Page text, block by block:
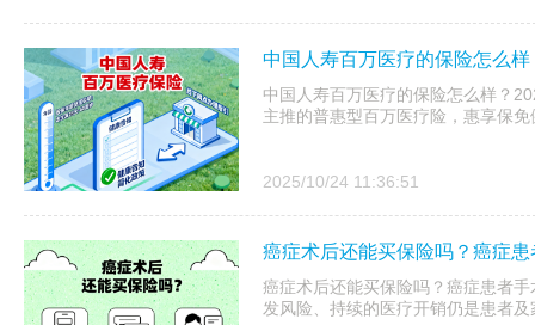
中国人寿百万医疗的保险怎么
中国人寿百万医疗的保险怎么样？
主推的普惠型百万医疗险，惠享保
2025/10/24 11:36:51
癌症术后还能买保险吗？癌症
癌症术后还能买保险吗？癌症患者
发风险、持续的医疗开销仍是患者